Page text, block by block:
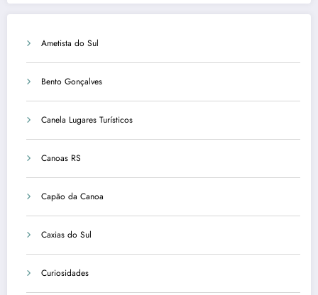
Ametista do Sul
Bento Gonçalves
Canela Lugares Turísticos
Canoas RS
Capão da Canoa
Caxias do Sul
Curiosidades